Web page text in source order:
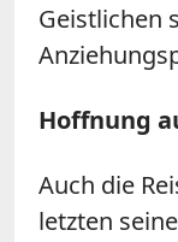
Geistlichen
Hoffnung
Auch die
letzten